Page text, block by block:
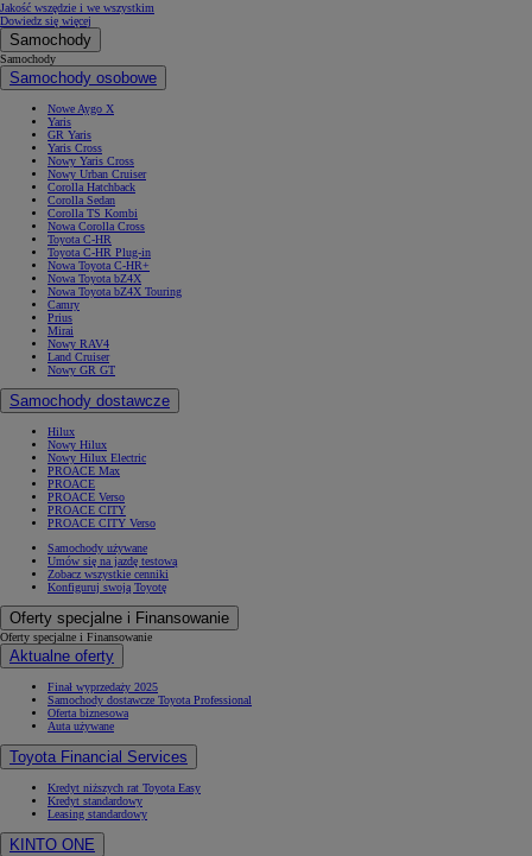
Jakość wszędzie i we wszystkim
Dowiedz się więcej
Samochody
Samochody
Samochody osobowe
Nowe Aygo X
Yaris
GR Yaris
Yaris Cross
Nowy Yaris Cross
Nowy Urban Cruiser
Corolla Hatchback
Corolla Sedan
Corolla TS Kombi
Nowa Corolla Cross
Toyota C-HR
Toyota C-HR Plug-in
Nowa Toyota C-HR+
Nowa Toyota bZ4X
Nowa Toyota bZ4X Touring
Camry
Prius
Mirai
Nowy RAV4
Land Cruiser
Nowy GR GT
Samochody dostawcze
Hilux
Nowy Hilux
Nowy Hilux Electric
PROACE Max
PROACE
PROACE Verso
PROACE CITY
PROACE CITY Verso
Samochody używane
Umów się na jazdę testową
Zobacz wszystkie cenniki
Konfiguruj swoją Toyotę
Oferty specjalne i Finansowanie
Oferty specjalne i Finansowanie
Aktualne oferty
Finał wyprzedaży 2025
Samochody dostawcze Toyota Professional
Oferta biznesowa
Auta używane
Toyota Financial Services
Kredyt niższych rat Toyota Easy
Kredyt standardowy
Leasing standardowy
KINTO ONE